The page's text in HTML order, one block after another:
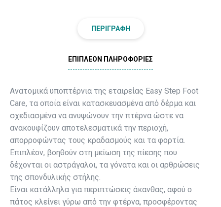
ΠΕΡΙΓΡΑΦΉ
ΕΠΙΠΛΈΟΝ ΠΛΗΡΟΦΟΡΊΕΣ
Ανατομικά υποπτέρνια της εταιρείας Easy Step Foot
Care, τα οποία είναι κατασκευασμένα από δέρμα και
σχεδιασμένα να ανυψώνουν την πτέρνα ώστε να
ανακουφίζουν αποτελεσματικά την περιοχή,
απορροφώντας τους κραδασμούς και τα φορτία.
Επιπλέον, βοηθούν στη μείωση της πίεσης που
δέχονται οι αστράγαλοι, τα γόνατα και οι αρθρώσεις
της σπονδυλικής στήλης.
Είναι κατάλληλα για περιπτώσεις άκανθας, αφού ο
πάτος κλείνει γύρω από την φτέρνα, προσφέροντας